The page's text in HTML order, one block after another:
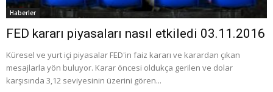
Haberler
FED kararı piyasaları nasıl etkiledi 03.11.2016
Küresel ve yurt içi piyasalar FED'in faiz kararı ve karardan çıkan
mesajlarla yön buluyor. Karar öncesi oldukça gerilen ve dolar
karşısında 3,12 seviyesinin üzerini gören...